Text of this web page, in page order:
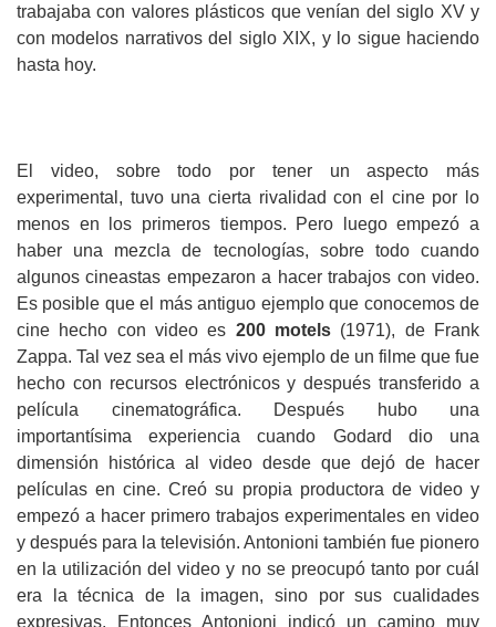
trabajaba con valores plásticos que venían del siglo XV y
con modelos narrativos del siglo XIX, y lo sigue haciendo
hasta hoy.
El video, sobre todo por tener un aspecto más
experimental, tuvo una cierta rivalidad con el cine por lo
menos en los primeros tiempos. Pero luego empezó a
haber una mezcla de tecnologías, sobre todo cuando
algunos cineastas empezaron a hacer trabajos con video.
Es posible que el más antiguo ejemplo que conocemos de
cine hecho con video es 200 motels (1971), de Frank
Zappa. Tal vez sea el más vivo ejemplo de un filme que fue
hecho con recursos electrónicos y después transferido a
película cinematográfica. Después hubo una
importantísima experiencia cuando Godard dio una
dimensión histórica al video desde que dejó de hacer
películas en cine. Creó su propia productora de video y
empezó a hacer primero trabajos experimentales en video
y después para la televisión. Antonioni también fue pionero
en la utilización del video y no se preocupó tanto por cuál
era la técnica de la imagen, sino por sus cualidades
expresivas. Entonces Antonioni indicó un camino muy